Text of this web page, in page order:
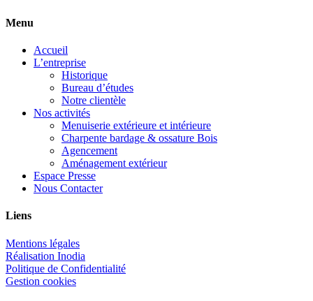
Menu
Accueil
L’entreprise
Historique
Bureau d’études
Notre clientèle
Nos activités
Menuiserie extérieure et intérieure
Charpente bardage & ossature Bois
Agencement
Aménagement extérieur
Espace Presse
Nous Contacter
Liens
Mentions légales
Réalisation Inodia
Politique de Confidentialité
Gestion cookies